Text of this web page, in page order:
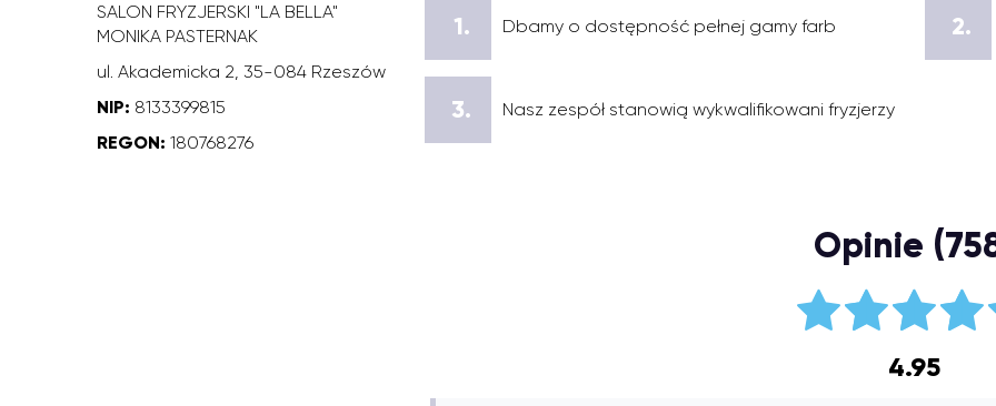
SALON FRYZJERSKI "LA BELLA"
MONIKA PASTERNAK
ul. Akademicka 2, 35-084 Rzeszów
NIP: 8133399815
REGON: 180768276
1. Dbamy o dostępność pełnej gamy farb 2.
3. Nasz zespół stanowią wykwalifikowani fryzjerzy
Opinie
4.95